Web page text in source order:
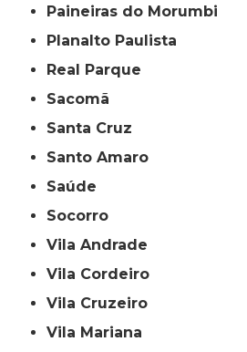
Paineiras do Morumbi
Planalto Paulista
Real Parque
Sacomã
Santa Cruz
Santo Amaro
Saúde
Socorro
Vila Andrade
Vila Cordeiro
Vila Cruzeiro
Vila Mariana